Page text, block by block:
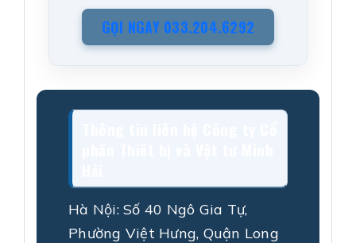
GỌI NGAY 033.204.6292
Hà Nội:Số 40 Ngô Gia Tự,
Phường Việt Hưng, Quận Long